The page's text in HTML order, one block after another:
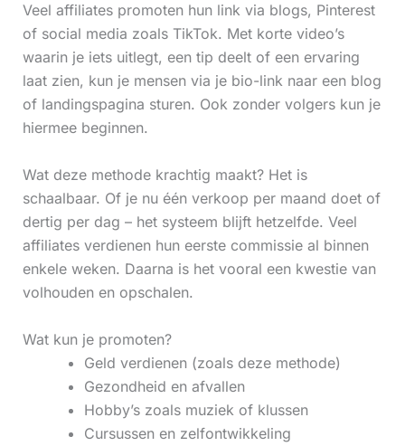
Veel affiliates promoten hun link via blogs, Pinterest
of social media zoals TikTok. Met korte video’s
waarin je iets uitlegt, een tip deelt of een ervaring
laat zien, kun je mensen via je bio-link naar een blog
of landingspagina sturen. Ook zonder volgers kun je
hiermee beginnen.
Wat deze methode krachtig maakt? Het is
schaalbaar. Of je nu één verkoop per maand doet of
dertig per dag – het systeem blijft hetzelfde. Veel
affiliates verdienen hun eerste commissie al binnen
enkele weken. Daarna is het vooral een kwestie van
volhouden en opschalen.
Wat kun je promoten?
Geld verdienen (zoals deze methode)
Gezondheid en afvallen
Hobby’s zoals muziek of klussen
Cursussen en zelfontwikkeling